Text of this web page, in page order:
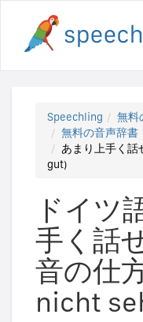
Speechling
無料
無料の音声辞書
あまり上手く話
gut)
ドイツ
手く話
音の仕
nicht